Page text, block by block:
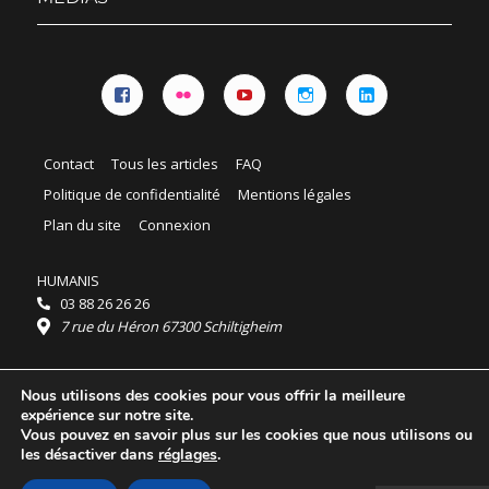
Contact Tous les articles
FAQ
Politique de confidentialité
Mentions légales
Plan du site
Connexion
HUMANIS
03 88 26 26 26
7 rue du Héron 67300 Schiltigheim
Horaires :
HUMANIS : du lundi au vendredi 9h - 18h
Ordidocaz : du lundi au vendredi 8h - 19h
© 2025 HUMANIS, tous droits réservés.
Licence Creative Commons Attribution 4.0
Nous utilisons des cookies pour vous offrir la meilleure
expérience sur notre site.
Vous pouvez en savoir plus sur les cookies que nous utilisons ou
les désactiver dans réglages.